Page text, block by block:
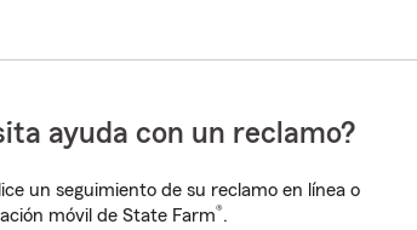
ayuda con un reclamo?
un seguimiento de su reclamo en línea o
móvil de State Farm®.